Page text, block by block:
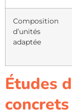
Composition
d’unités
adaptée
Études
concrets